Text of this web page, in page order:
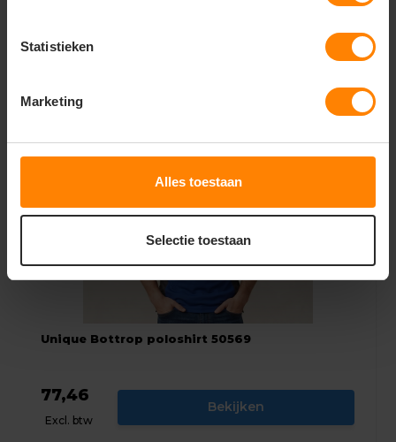
Statistieken
Marketing
Alles toestaan
Selectie toestaan
Unique Bottrop poloshirt 50569
77,46
Excl. btw
Bekijken